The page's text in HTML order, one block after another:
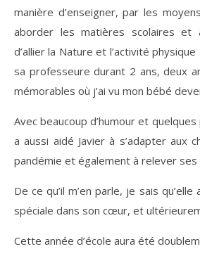
manière d’enseigner, par les
aborder les matières scolaires et
d’allier la Nature et l’activité
sa professeure durant 2 ans, deux
mémorables où j’ai vu mon bébé
Avec beaucoup d’humour et quelques
a aussi aidé Javier à s’adapter aux
pandémie et également à relever
De ce qu’il m’en parle, je sais
spéciale dans son cœur, et
Cette année d’école aura été